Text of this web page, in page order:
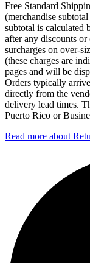
Free Standard
(merchandise
subtotal is calculated
after any discounts
surcharges on over-
(these charges are
pages and will be
Orders typically
directly from the
delivery lead times.
Puerto Rico or
Read more about